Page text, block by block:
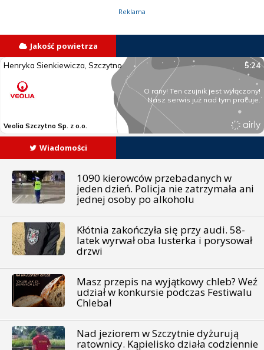
Reklama
Jakość powietrza
Wiadomości
1090 kierowców przebadanych w
jeden dzień. Policja nie zatrzymała ani
jednej osoby po alkoholu
Kłótnia zakończyła się przy audi. 58-
latek wyrwał oba lusterka i porysował
drzwi
Masz przepis na wyjątkowy chleb? Weź
udział w konkursie podczas Festiwalu
Chleba!
Nad jeziorem w Szczytnie dyżurują
ratownicy. Kąpielisko działa codziennie